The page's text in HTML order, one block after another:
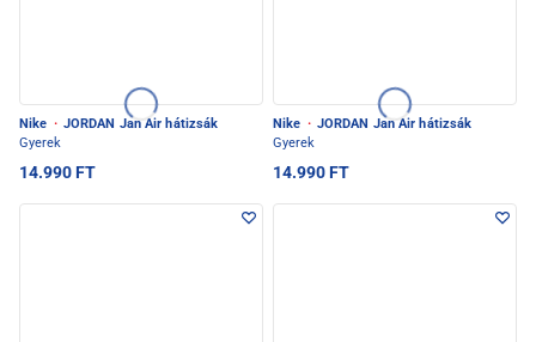
Nike · JORDAN Jan Air hátizsák
Gyerek
14.990 FT
Nike · JORDAN Jan Air hátizsák
Gyerek
14.990 FT